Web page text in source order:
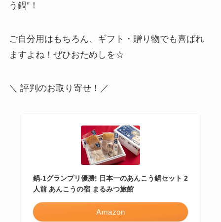
う鍋”！
ご自分用はもちろん、ギフト・贈り物でも喜ばれ
ますよね！ぜひおためしを☆
＼ 評判のお取り寄せ！／
鍋-1グランプリ優勝! 日本一のあんこう鍋セット 2
人前 あんこうの宿 まるみつ旅館
Amazon